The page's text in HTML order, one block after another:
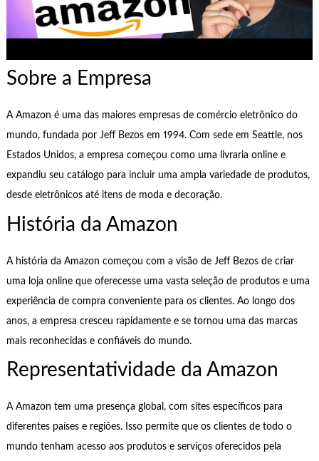
Sobre a Empresa
A Amazon é uma das maiores empresas de comércio eletrônico do
mundo, fundada por Jeff Bezos em 1994. Com sede em Seattle, nos
Estados Unidos, a empresa começou como uma livraria online e
expandiu seu catálogo para incluir uma ampla variedade de produtos,
desde eletrônicos até itens de moda e decoração.
História da Amazon
A história da Amazon começou com a visão de Jeff Bezos de criar
uma loja online que oferecesse uma vasta seleção de produtos e uma
experiência de compra conveniente para os clientes. Ao longo dos
anos, a empresa cresceu rapidamente e se tornou uma das marcas
mais reconhecidas e confiáveis do mundo.
Representatividade da Amazon
A Amazon tem uma presença global, com sites específicos para
diferentes países e regiões. Isso permite que os clientes de todo o
mundo tenham acesso aos produtos e serviços oferecidos pela